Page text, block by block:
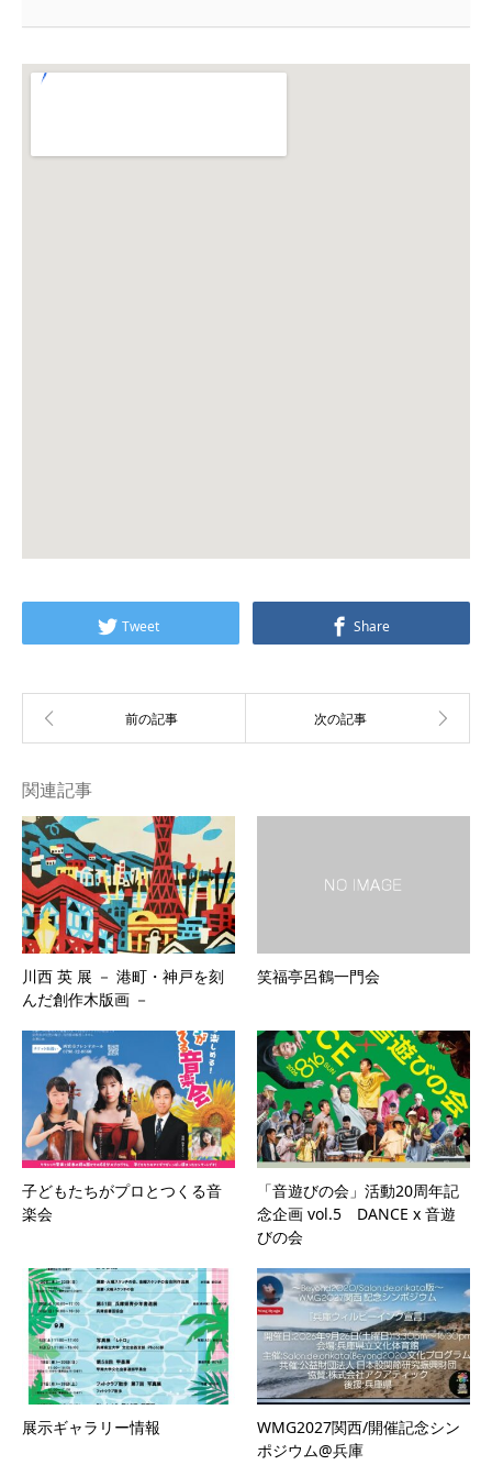
Tweet Share
関連記事
川西 英 展 － 港町・神戸を刻
んだ創作木版画 －
笑福亭呂鶴一門会
子どもたちがプロとつくる音
楽会
「音遊びの会」活動20周年記
念企画 vol.5 DANCE x 音遊
びの会
展示ギャラリー情報
WMG2027関西/開催記念シン
ポジウム@兵庫